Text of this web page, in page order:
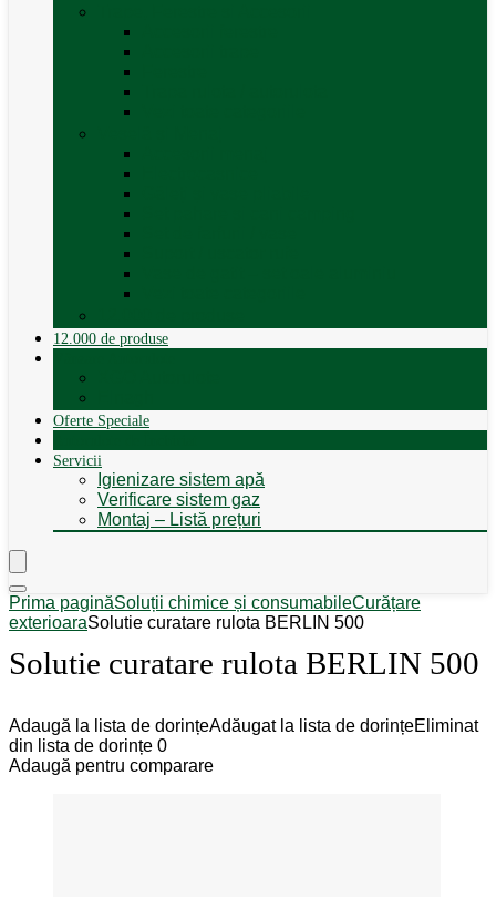
12.000 de produse
Oferte Speciale
Servicii
Igienizare sistem apă
Verificare sistem gaz
Montaj – Listă prețuri
Prima paginăSoluții chimice și consumabileCurățare
exterioaraSolutie curatare rulota BERLIN 500
Solutie curatare rulota BERLIN 500
Adaugă la lista de dorințeAdăugat la lista de dorințeEliminat
din lista de dorințe 0
Adaugă pentru comparare